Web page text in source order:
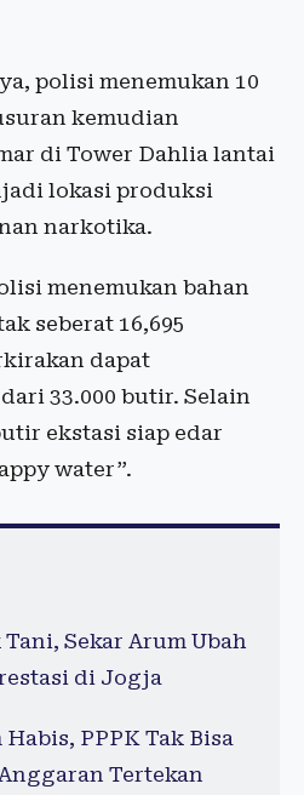
polisi menemukan 10
kemudian
di Tower Dahlia lantai
lokasi produksi
narkotika.
menemukan bahan
seberat 16,695
dapat
33.000 butir. Selain
ekstasi siap edar
water”.
Sekar Arum Ubah
di Jogja
PPPK Tak Bisa
Tertekan